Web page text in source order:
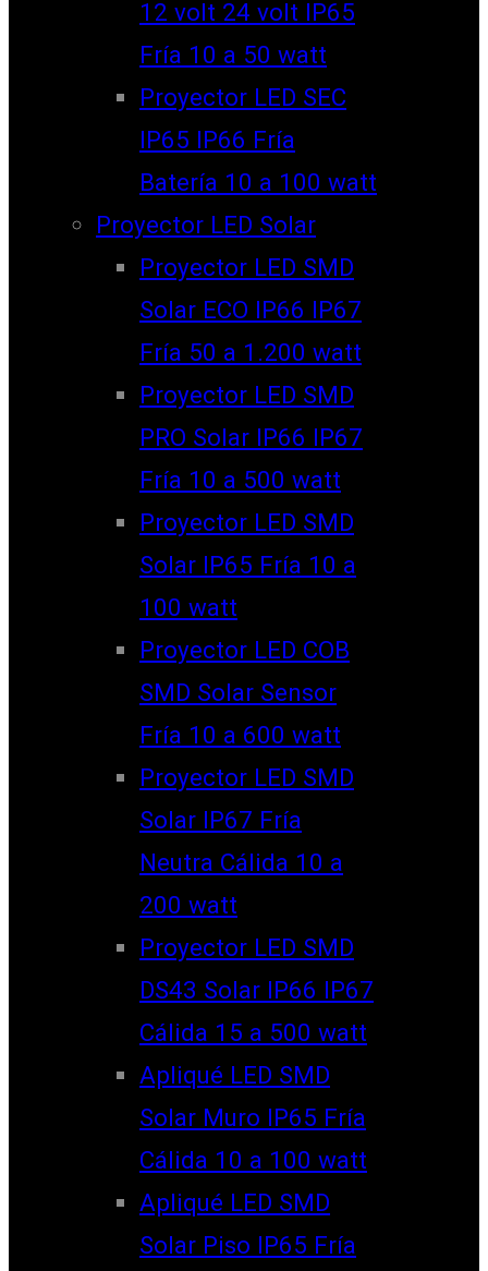
12 volt 24 volt IP65
Fría 10 a 50 watt
Proyector LED SEC
IP65 IP66 Fría
Batería 10 a 100 watt
Proyector LED Solar
Proyector LED SMD
Solar ECO IP66 IP67
Fría 50 a 1.200 watt
Proyector LED SMD
PRO Solar IP66 IP67
Fría 10 a 500 watt
Proyector LED SMD
Solar IP65 Fría 10 a
100 watt
Proyector LED COB
SMD Solar Sensor
Fría 10 a 600 watt
Proyector LED SMD
Solar IP67 Fría
Neutra Cálida 10 a
200 watt
Proyector LED SMD
DS43 Solar IP66 IP67
Cálida 15 a 500 watt
Apliqué LED SMD
Solar Muro IP65 Fría
Cálida 10 a 100 watt
Apliqué LED SMD
Solar Piso IP65 Fría